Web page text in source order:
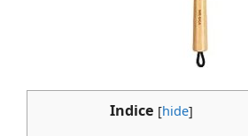
Indice [hide]